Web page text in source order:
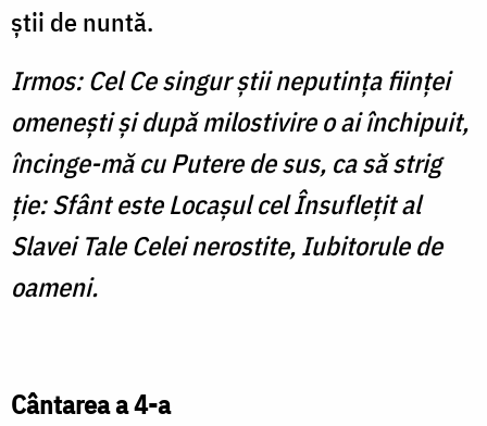
ştii de nuntă.
Irmos: Cel Ce singur ştii neputinţa fiinţei
omeneşti şi după milostivire o ai închipuit,
încinge-mă cu Putere de sus, ca să strig
ţie: Sfânt este Locaşul cel Însufleţit al
Slavei Tale Celei nerostite, Iubitorule de
oameni.
Cântarea a 4-a